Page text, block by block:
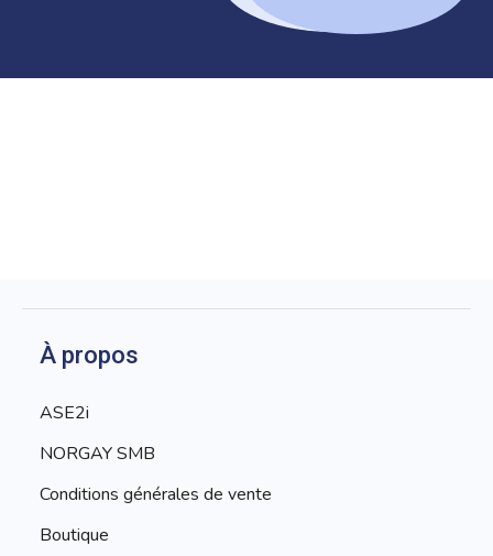
À propos
ASE2i
NORGAY SMB
Conditions générales de vente
Boutique